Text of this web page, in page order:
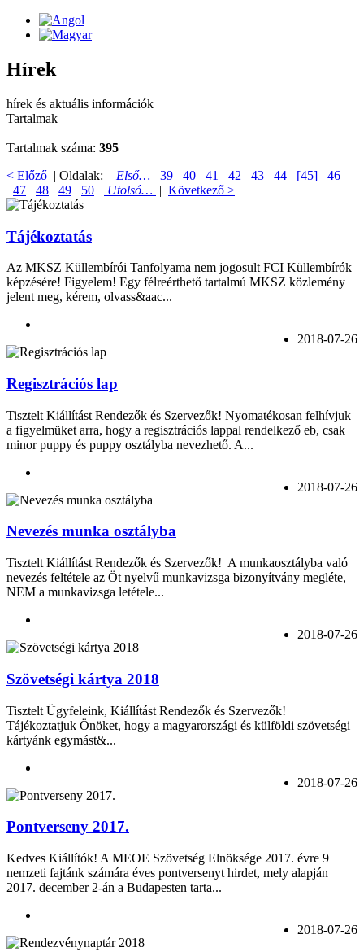
Hírek
hírek és aktuális információk
Tartalmak
Tartalmak száma: 395
< Előző | Oldalak: Első… 39 40 41 42 43 44 [45]
46
47
48 49 50 Utolsó… | Következő >
Tájékoztatás
Az MKSZ Küllembírói Tanfolyama nem jogosult FCI Küllembírók
képzésére! Figyelem! Egy félreérthető tartalmú MKSZ közlemény
jelent meg, kérem, olvass&aac...
2018-07-26
Regisztrációs lap
Tisztelt Kiállítást Rendezők és Szervezők! Nyomatékosan felhívjuk
a figyelmüket arra, hogy a regisztrációs lappal rendelkező eb, csak
minor puppy és puppy osztályba nevezhető. A...
2018-07-26
Nevezés munka osztályba
Tisztelt Kiállítást Rendezők és Szervezők! A munkaosztályba való
nevezés feltétele az Öt nyelvű munkavizsga bizonyítvány megléte,
NEM a munkavizsga letétele...
2018-07-26
Szövetségi kártya 2018
Tisztelt Ügyfeleink, Kiállítást Rendezők és Szervezők!
Tájékoztatjuk Önöket, hogy a magyarországi és külföldi szövetségi
kártyánk egymást&...
2018-07-26
Pontverseny 2017.
Kedves Kiállítók! A MEOE Szövetség Elnöksége 2017. évre 9
nemzeti fajtánk számára éves pontversenyt hirdet, mely alapján
2017. december 2-án a Budapesten tarta...
2018-07-26